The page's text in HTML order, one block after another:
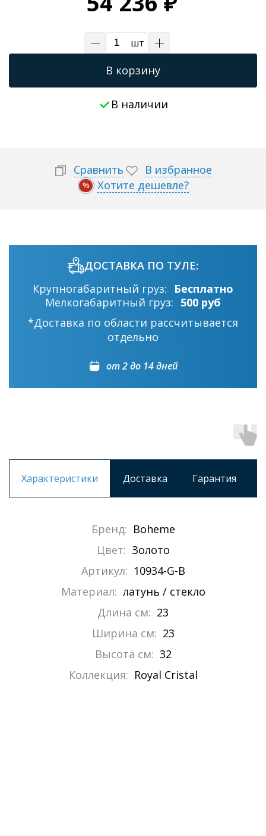
шт
В корзину
В наличии
Сравнить В избранное
% Хотите дешевле?
ДОСТАВКА ПО ТУЛЕ:
Крупногабаритный груз:
Бесплатно
Мелкогабаритный груз: 500 руб
*Доставка по области рассчитывается
отдельно
от 2 до 14 дней
Характеристики Доставка Гарантия
Бренд: Boheme
Цвет: Золото
Артикул: 10934-G-B
Материал: латунь / стекло
Длина см: 23
Ширина см: 23
Высота см: 32
Коллекция: Royal Cristal